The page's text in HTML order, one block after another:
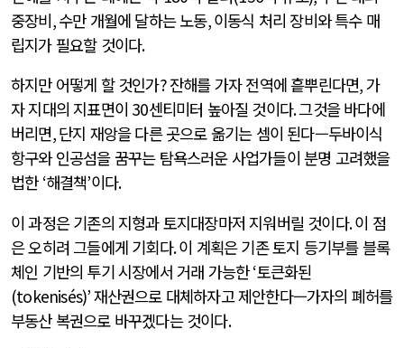
중장비,수만 개월에 달하는 노동,이동식 처리 장비와 특수 매
립지가 필요할 것이다.
하지만 어떻게 할 것인가?잔해를 가자 전역에 흩뿌린다면,가
자 지대의 지표면이 30센티미터 높아질 것이다.그것을 바다에
버리면,단지 재앙을 다른 곳으로 옮기는 셈이 된다—두바이식
항구와 인공섬을 꿈꾸는 탐욕스러운 사업가들이 분명 고려했을
법한 ‘해결책’이다.
이 과정은 기존의 지형과 토지대장마저 지워버릴 것이다.이 점
은 오히려 그들에게 기회다.이 계획은 기존 토지 등기부를 블록
체인 기반의 투기 시장에서 거래 가능한‘토큰화된
(tokenisés)’재산권으로 대체하자고 제안한다—가자의 폐허를
부동산 복권으로 바꾸겠다는 것이다.